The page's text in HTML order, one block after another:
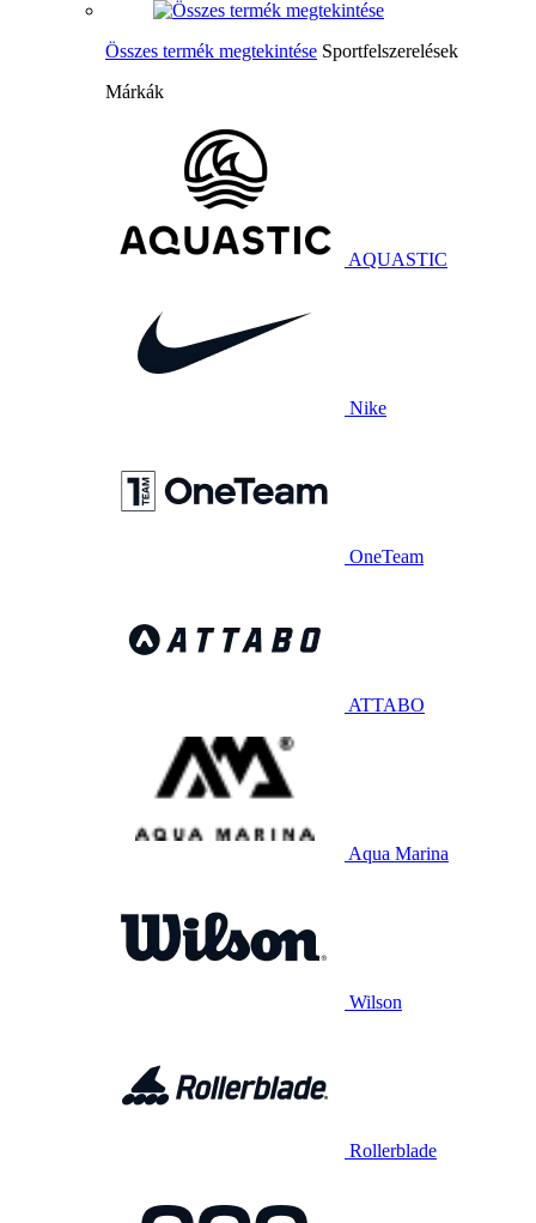
Összes termék megtekintése Sportfelszerelések
Márkák
AQUASTIC
Nike
OneTeam
ATTABO
Aqua Marina
Wilson
Rollerblade